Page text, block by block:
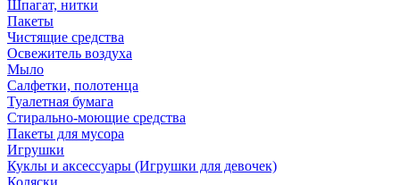
Шпагат, нитки
Пакеты
Чистящие средства
Освежитель воздуха
Мыло
Салфетки, полотенца
Туалетная бумага
Стирально-моющие средства
Пакеты для мусора
Игрушки
Куклы и аксессуары (Игрушки для девочек)
Коляски